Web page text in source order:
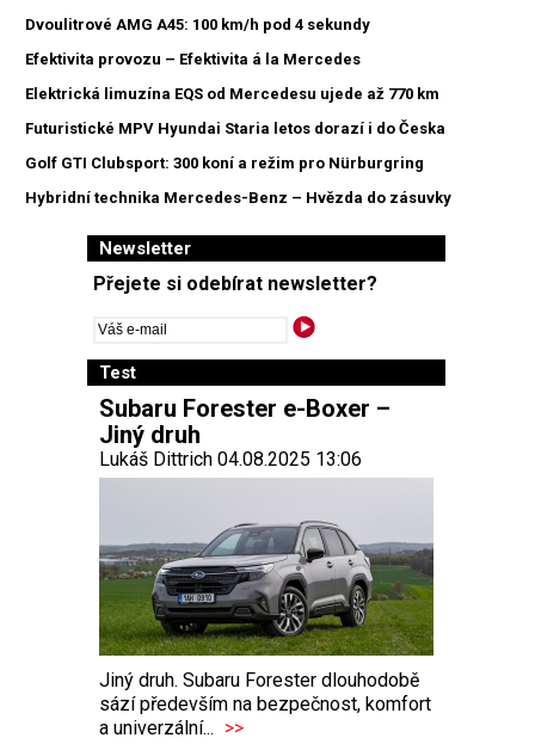
Dvoulitrové AMG A45: 100 km/h pod 4 sekundy
Efektivita provozu – Efektivita á la Mercedes
Elektrická limuzína EQS od Mercedesu ujede až 770 km
Futuristické MPV Hyundai Staria letos dorazí i do Česka
Golf GTI Clubsport: 300 koní a režim pro Nürburgring
Hybridní technika Mercedes-Benz – Hvězda do zásuvky
Newsletter
Přejete si odebírat newsletter?
Test
Subaru Forester e-Boxer –
Jiný druh
Lukáš Dittrich 04.08.2025 13:06
Jiný druh. Subaru Forester dlouhodobě
sází především na bezpečnost, komfort
a univerzální... >>